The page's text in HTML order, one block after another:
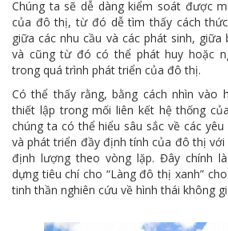
Chúng ta sẽ dễ dàng kiểm soát được
của đô thị, từ đó dễ tìm thấy cách
giữa các nhu cầu và các phát sinh,
và cũng từ đó có thể phát huy hoặc
trong quá trình phát triển của đô thị.
Có thể thấy rằng, bằng cách nhìn vào
thiết lập trong mối liên kết hệ thống
chúng ta có thể hiểu sâu sắc về các
và phát triển đầy định tính của đô thị với
định lượng theo vòng lặp. Đây chính
dựng tiêu chí cho “Làng đô thị xanh”
tinh thần nghiên cứu về hình thái không